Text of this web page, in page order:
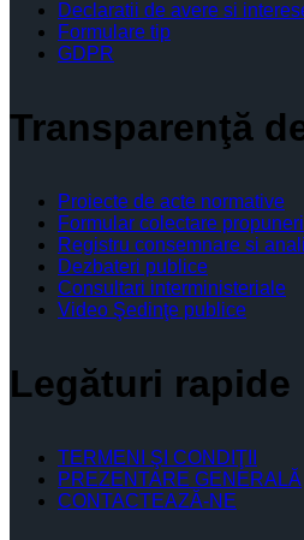
Declaratii de avere si
Formulare tip
GDPR
Transparenţă
Proiecte de acte normative
Formular colectare
Registru consemnare si
Dezbateri publice
Consultari interministeriale
Video Şedinţe publice
Legături rapide
TERMENI ŞI CONDIŢII
PREZENTARE GENERALĂ
CONTACTEAZĂ-NE